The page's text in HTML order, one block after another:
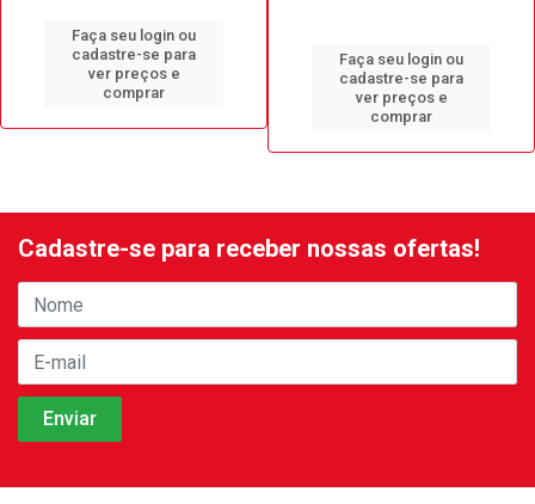
Faça seu login ou
cadastre-se para
ver preços e
comprar
Faça seu login ou
cadastre-se para
ver preços e
comprar
Cadastre-se para receber nossas ofertas!